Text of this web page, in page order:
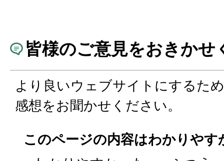
皆様のご意見をおきかせ
より良いウェブサイトにするた
感想をお聞かせください。
このページの内容はわかりやす